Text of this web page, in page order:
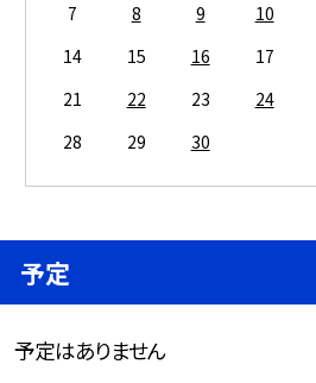
7
8 9 10
14
15 16 17
21
22 23 24
28
29 30
予定
予定はありません